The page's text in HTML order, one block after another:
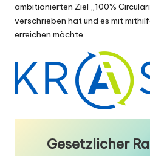
ambitionierten Ziel „100%
verschrieben hat und es mit
erreichen möchte.
Gesetzlicher